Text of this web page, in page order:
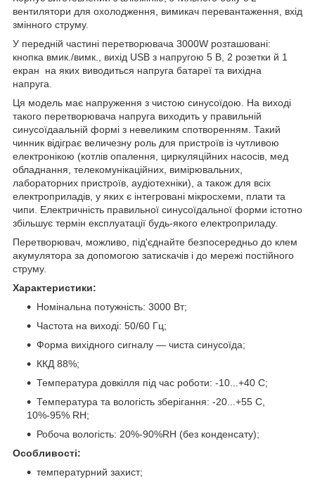
вентилятори для охолодження, вимикач перевантаження, вхід
змінного струму.
У передній частині перетворювача 3000W розташовані:
кнопка вмик./вимк., вихід USB з напругою 5 В, 2 розетки й 1
екран на яких виводиться напруга батареї та вихідна
напруга.
Ця модель має напруження з чистою синусоїдою. На виході
такого перетворювача напруга виходить у правильній
синусоїдаальній формі з невеликим спотворенням. Такий
чинник відіграє величезну роль для пристроїв із чутливою
електронікою (котлів опалення, циркуляційних насосів, мед
обладнання, телекомунікаційних, вимірювальних,
лабораторних пристроїв, аудіотехніки), а також для всіх
електроприладів, у яких є інтегровані мікросхеми, плати та
чипи. Електричність правильної синусоїдальної форми істотно
збільшує термін експлуатації будь-якого електроприладу.
Перетворювач, можливо, під'єднайте безпосередньо до клем
акумулятора за допомогою затискачів і до мережі постійного
струму.
Характеристики:
Номінальна потужність: 3000 Вт;
Частота на виході: 50/60 Гц;
Форма вихідного сигналу — чиста синусоїда;
ККД 88%;
Температура довкілля під час роботи: -10...+40 С;
Температура та вологість зберігання: -20...+55 С,
10%-95% RH;
Робоча вологість: 20%-90%RH (без конденсату);
Особливості:
температурний захист;